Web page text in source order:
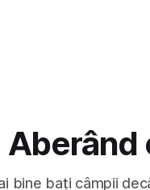
Aberând
bine bați câmpii